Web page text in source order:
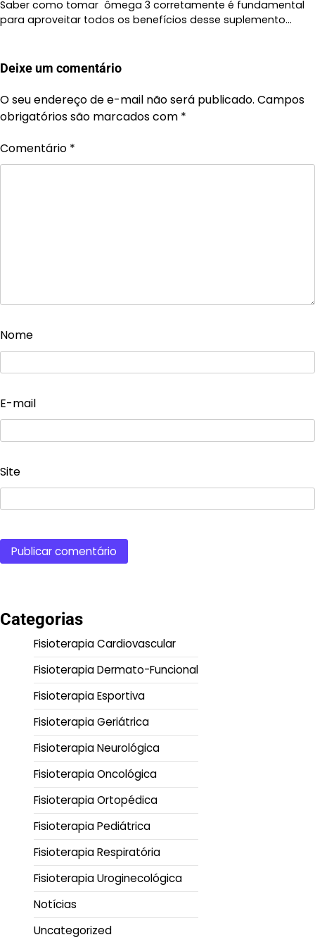
Saber como tomar ômega 3 corretamente é fundamental
para aproveitar todos os benefícios desse suplemento…
Deixe um comentário
O seu endereço de e-mail não será publicado. Campos
obrigatórios são marcados com *
Comentário *
Nome
E-mail
Site
Categorias
Fisioterapia Cardiovascular
Fisioterapia Dermato-Funcional
Fisioterapia Esportiva
Fisioterapia Geriátrica
Fisioterapia Neurológica
Fisioterapia Oncológica
Fisioterapia Ortopédica
Fisioterapia Pediátrica
Fisioterapia Respiratória
Fisioterapia Uroginecológica
Notícias
Uncategorized